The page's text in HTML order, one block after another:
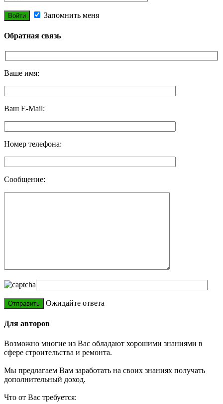
Запомнить меня
Обратная связь
Ваше имя:
Ваш E-Mail:
Номер телефона:
Сообщение:
Ожидайте ответа
Для авторов
Возможно многие из Вас обладают хорошими знаниями в
сфере строительства и ремонта.
Мы предлагаем Вам заработать на своих знаниях получать
дополнительный доход.
Что от Вас требуется: